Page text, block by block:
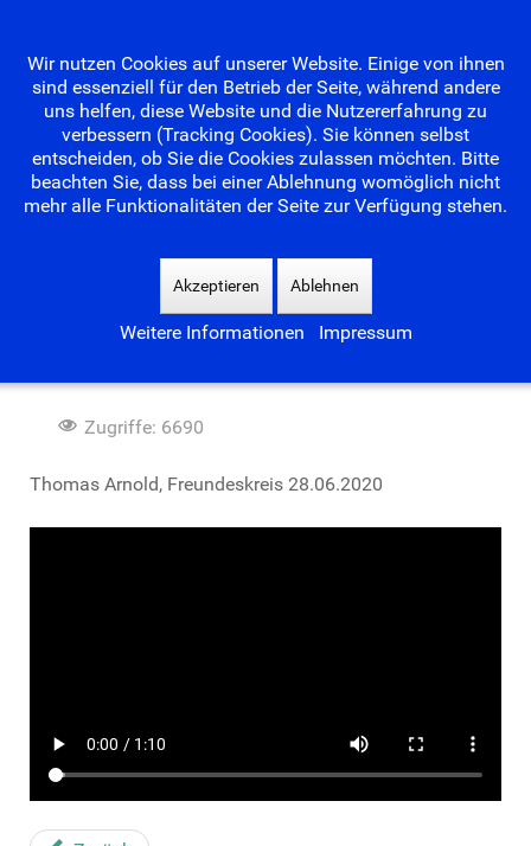
Suchen
Zugriffe: 6690
Thomas Arnold, Freundeskreis 28.06.2020
Wir nutzen Cookies auf unserer Website. Einige von ihnen
sind essenziell für den Betrieb der Seite, während andere
uns helfen, diese Website und die Nutzererfahrung zu
verbessern (Tracking Cookies). Sie können selbst
entscheiden, ob Sie die Cookies zulassen möchten. Bitte
beachten Sie, dass bei einer Ablehnung womöglich nicht
mehr alle Funktionalitäten der Seite zur Verfügung stehen.
Akzeptieren Ablehnen
Weitere Informationen Impressum